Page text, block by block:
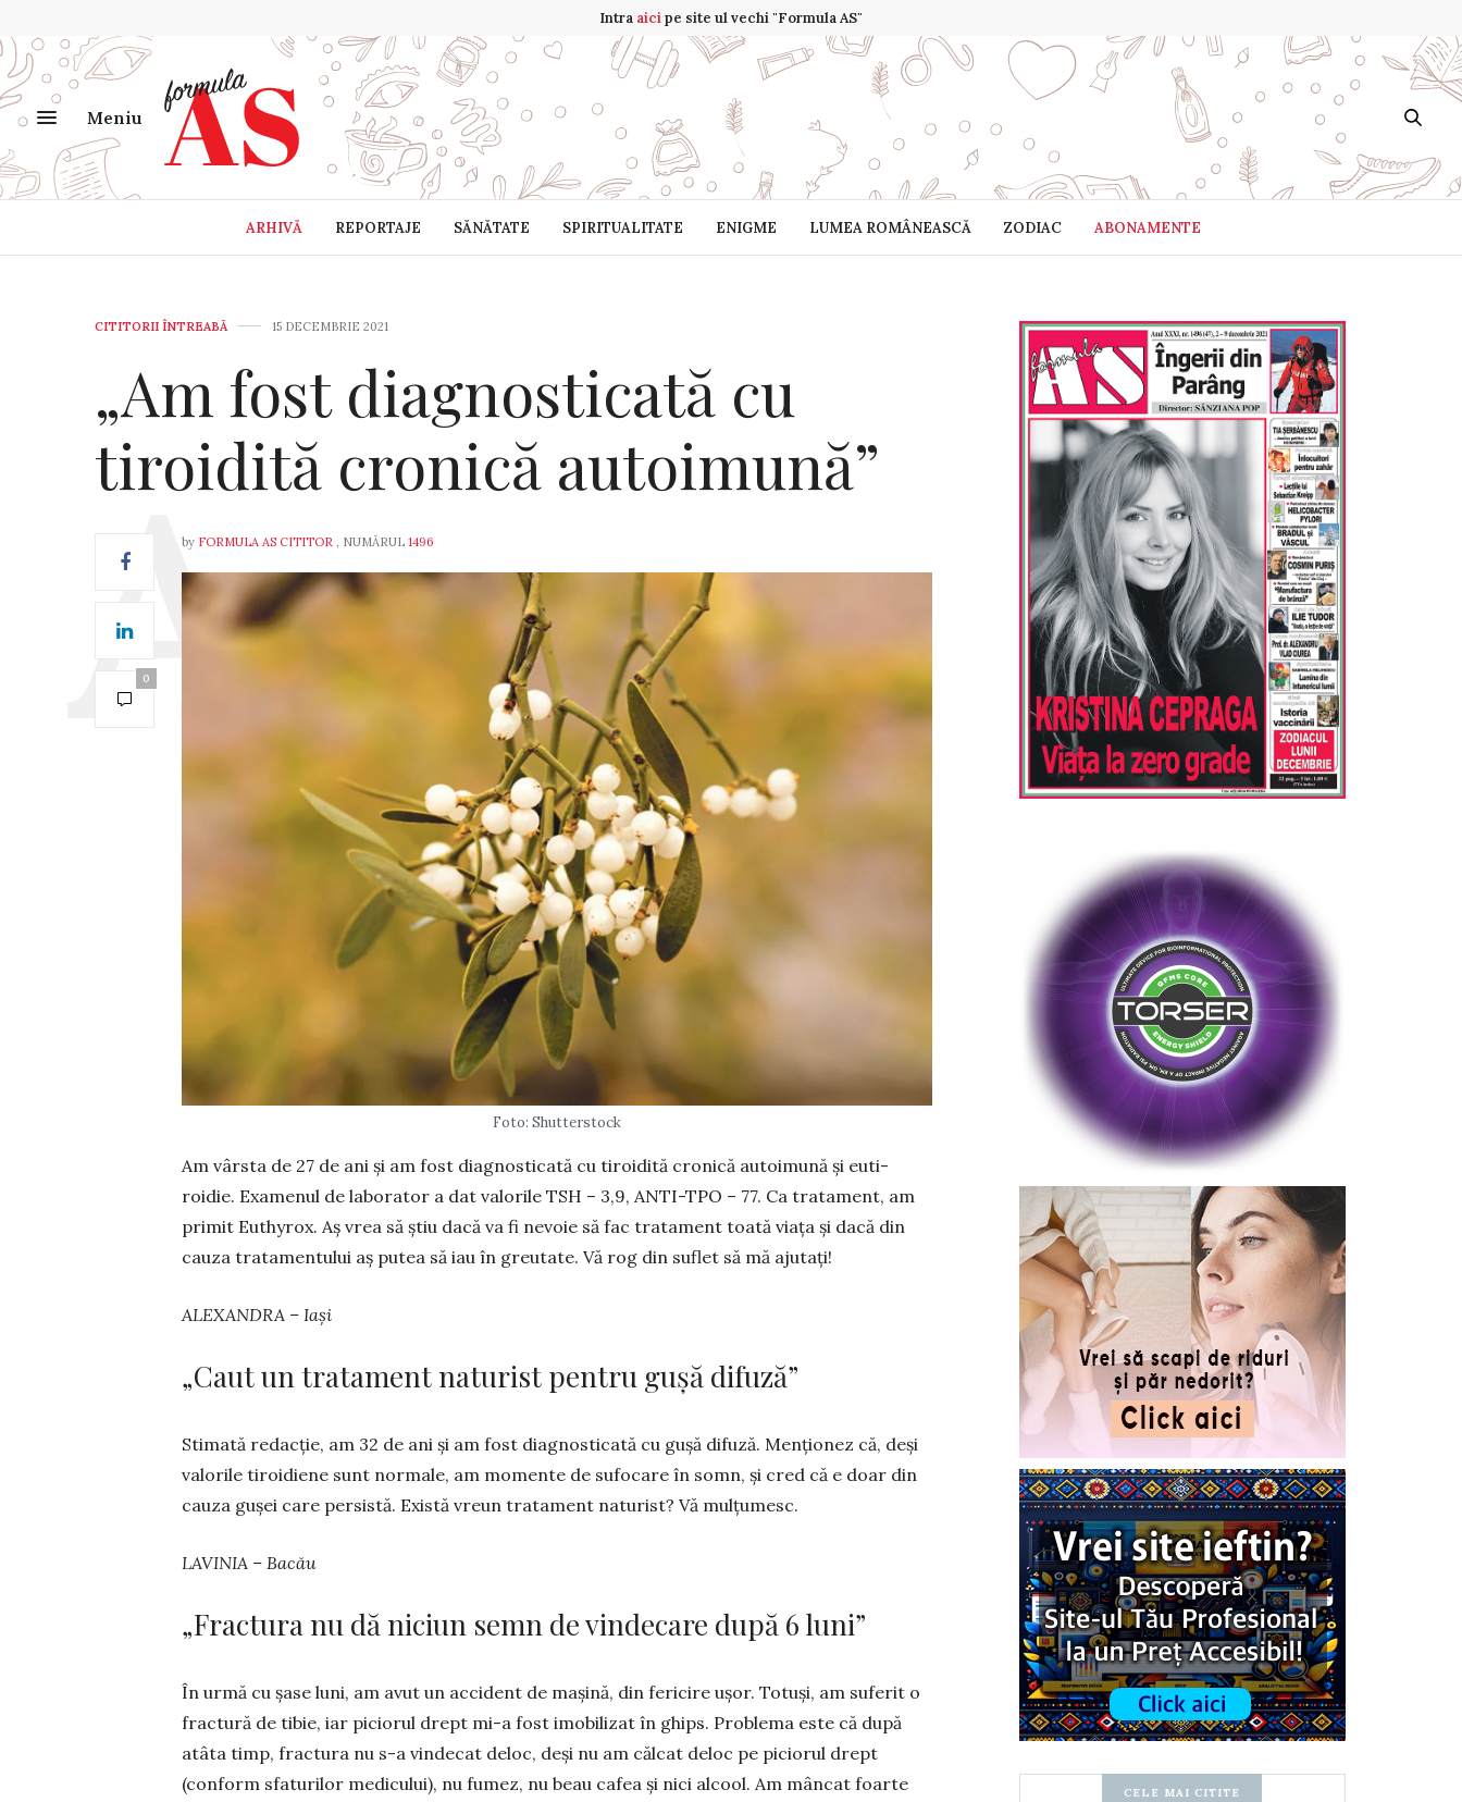
Intra aicipe site ul vechi "Formula AS"
Meniu
ARHIVĂ REPORTAJE SĂNĂTATE SPIRITUALITATE ENIGME LUMEA ROMÂNEASCĂ ZODIAC ABONAMENTE
CITITORII ÎNTREABĂ 15 DECEMBRIE 2021
„Am fost diag­nosticată cu
tiroidită cronică autoimună”
0
by FORMULA AS CITITOR , NUMĂRUL 1496
Foto: Shutterstock
Am vârsta de 27 de ani și am fost diag­nosticată cu tiroidită cronică autoimună și euti­
roidie. Examenul de laborator a dat valorile TSH – 3,9, ANTI-TPO – 77. Ca tratament, am
pri­mit Euthyrox. Aș vrea să știu dacă va fi nevoie să fac tratament toată viața și dacă din
cauza tratamen­tului aș putea să iau în greutate. Vă rog din suflet să mă ajutați!
ALEXANDRA – Iași
„Caut un tratament naturist pentru gușă difuză”
Stimată redacție, am 32 de ani și am fost diag­nosticată cu gușă difuză. Menționez că, deși
valorile tiroidiene sunt normale, am momente de sufocare în somn, și cred că e doar din
cauza gușei care persistă. Există vreun tratament natu­rist? Vă mulțumesc.
LAVINIA – Bacău
„Fractura nu dă niciun semn de vindecare după 6 luni”
În urmă cu șase luni, am avut un accident de mașină, din fericire ușor. Totuși, am suferit o
fractură de tibie, iar piciorul drept mi-a fost imo­bili­zat în ghips. Problema este că după
atâta timp, fractura nu s-a vindecat deloc, deși nu am călcat deloc pe piciorul drept
(conform sfaturilor medicului), nu fumez, nu beau cafea și nici alcool. Am mâncat foarte
CELE MAI CITITE